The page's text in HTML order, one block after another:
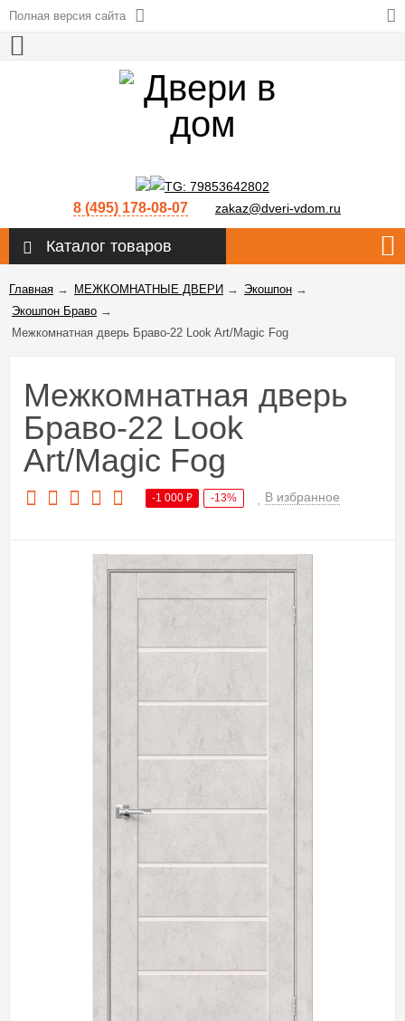
Полная версия сайта
8 (495) 178-08-07 zakaz@dveri-vdom.ru
Каталог товаров
Главная → МЕЖКОМНАТНЫЕ ДВЕРИ → Экошпон →
Экошпон Браво →
Межкомнатная дверь Браво-22 Look Art/Magic Fog
Межкомнатная дверь
Браво-22 Look
Art/Magic Fog
-1 000 ₽ -13% В избранное